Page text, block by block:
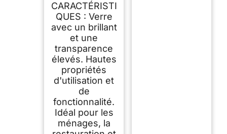
CARACTÉRISTI
QUES : Verre
avec un brillant
et une
transparence
élevés. Hautes
propriétés
d'utilisation et
de
fonctionnalité.
Idéal pour les
ménages, la